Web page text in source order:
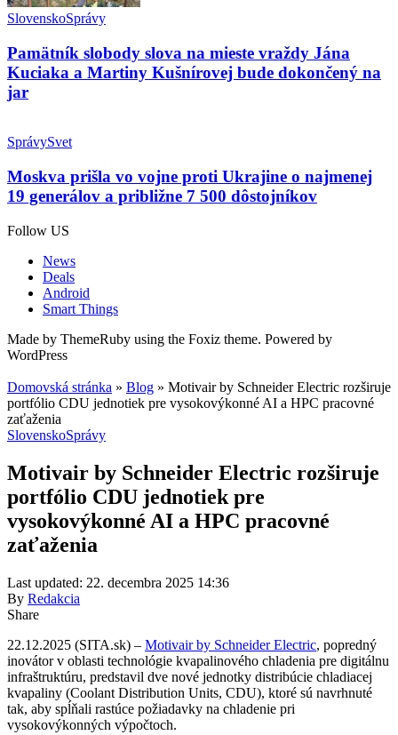
SlovenskoSprávy
Pamätník slobody slova na mieste vraždy Jána
Kuciaka a Martiny Kušnírovej bude dokončený na
jar
SprávySvet
Moskva prišla vo vojne proti Ukrajine o najmenej
19 generálov a približne 7 500 dôstojníkov
Follow US
News
Deals
Android
Smart Things
Made by ThemeRuby using the Foxiz theme. Powered by
WordPress
Domovská stránka » Blog » Motivair by Schneider Electric rozširuje
portfólio CDU jednotiek pre vysokovýkonné AI a HPC pracovné
zaťaženia
SlovenskoSprávy
Motivair by Schneider Electric rozširuje
portfólio CDU jednotiek pre
vysokovýkonné AI a HPC pracovné
zaťaženia
Last updated: 22. decembra 2025 14:36
By Redakcia
Share
22.12.2025 (SITA.sk) – Motivair by Schneider Electric, popredný
inovátor v oblasti technológie kvapalinového chladenia pre digitálnu
infraštruktúru, predstavil dve nové jednotky distribúcie chladiacej
kvapaliny (Coolant Distribution Units, CDU), ktoré sú navrhnuté
tak, aby spĺňali rastúce požiadavky na chladenie pri
vysokovýkonných výpočtoch.